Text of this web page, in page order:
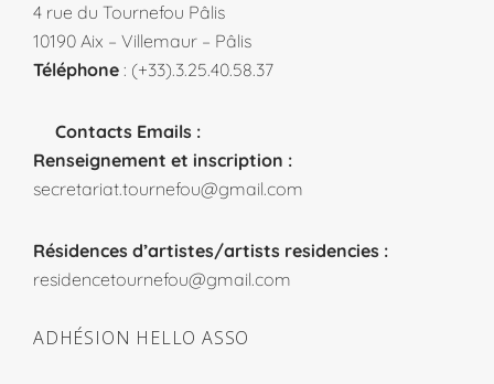
4 rue du Tournefou Pâlis
10190 Aix – Villemaur – Pâlis
Téléphone : (+33).3.25.40.58.37
Contacts Emails :
Renseignement et inscription :
secretariat.tournefou@gmail.com
Résidences d’artistes/artists residencies :
residencetournefou@gmail.com
ADHÉSION HELLO ASSO